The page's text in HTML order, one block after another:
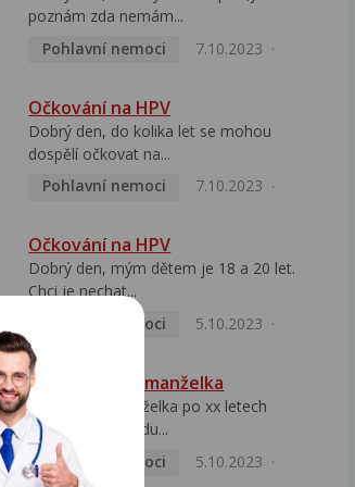
poznám zda nemám...
Pohlavní nemoci
7.10.2023
Očkování na HPV
Dobrý den, do kolika let se mohou
dospělí očkovat na...
Pohlavní nemoci
7.10.2023
Očkování na HPV
Dobrý den, mým dětem je 18 a 20 let.
Chci je nechat...
Pohlavní nemoci
5.10.2023
HPV pozitivní manželka
Dobrý den, manželka po xx letech
přivezla z Východu...
Pohlavní nemoci
5.10.2023